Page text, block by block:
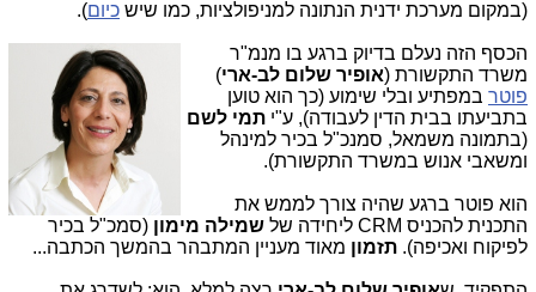
(במקום מערכת ידנית הנתונה למניפולציות, כמו שיש כיום).
הכסף הזה נעלם בדיוק ברגע בו מנמ"ר
משרד התקשורת (אופיר שלום לב-ארי)
פוטר במפתיע ובלי שימוע (כך הוא טוען
בתביעתו בבית הדין לעבודה), ע"י תמי לשם
(בתמונה משמאל, סמנכ"ל בכיר למינהל
ומשאבי אנוש במשרד התקשורת).
הוא פוטר ברגע שהיה צורך לממש את
התכנית להכניס CRM ליחידה של
שמילה מימון (סמכ"ל בכיר
לפיקוח ואכיפה). תזמון מאוד מעניין המתבהר בהמשך הכתבה...